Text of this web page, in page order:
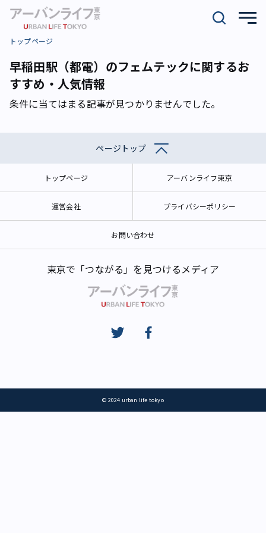
トップページ
早稲田駅（都電）のフェムテックに関するお
すすめ・人気情報
条件に当てはまる記事が見つかりませんでした。
ページトップ
トップページ アーバンライフ東京
運営会社 プライバシーポリシー
お問い合わせ
東京で「つながる」を見つけるメディア
© 2024 urban life tokyo